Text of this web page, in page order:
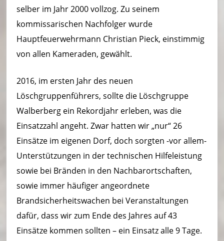
selber im Jahr 2000 vollzog. Zu seinem
kommissarischen Nachfolger wurde
Hauptfeuerwehrmann Christian Pieck, einstimmig
von allen Kameraden, gewählt.
2016, im ersten Jahr des neuen
Löschgruppenführers, sollte die Löschgruppe
Walberberg ein Rekordjahr erleben, was die
Einsatzzahl angeht. Zwar hatten wir „nur“ 26
Einsätze im eigenen Dorf, doch sorgten -vor allem-
Unterstützungen in der technischen Hilfeleistung
sowie bei Bränden in den Nachbarortschaften,
sowie immer häufiger angeordnete
Brandsicherheitswachen bei Veranstaltungen
dafür, dass wir zum Ende des Jahres auf 43
Einsätze kommen sollten – ein Einsatz alle 9 Tage.